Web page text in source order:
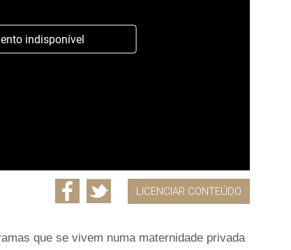
indisponível
LICENCIAR CONTEÚDO
que se vivem numa maternidade privada